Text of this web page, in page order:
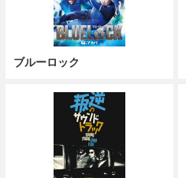
ブルーロック